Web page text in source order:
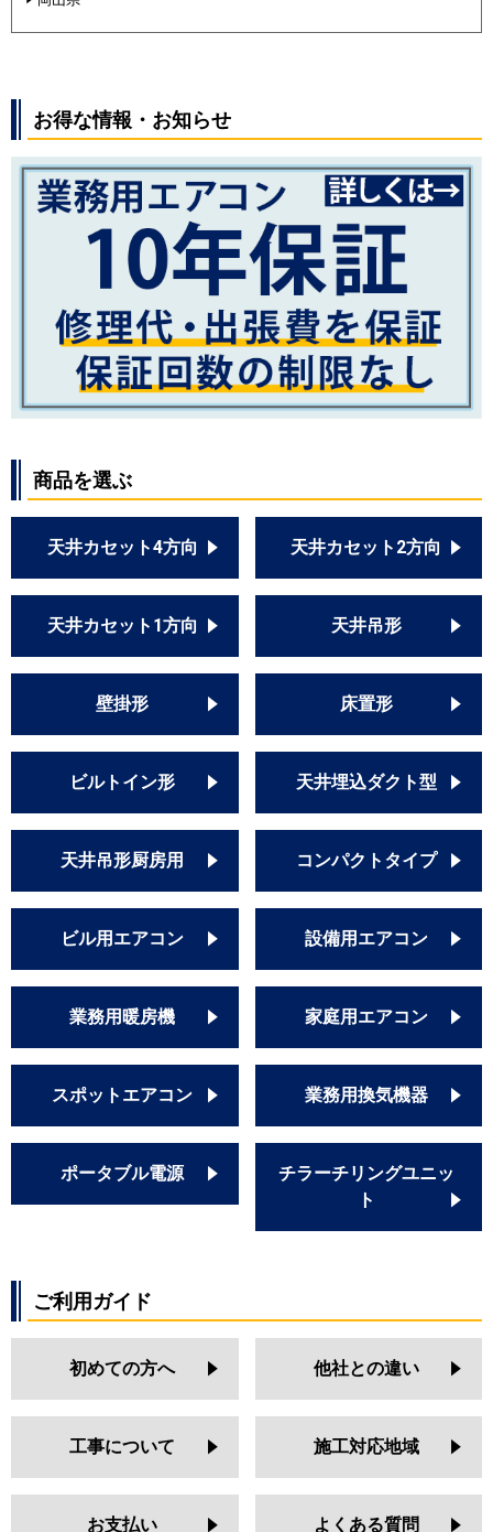
お得な情報・お知らせ
商品を選ぶ
天井カセット4方向 天井カセット2方向
天井カセット1方向 天井吊形
壁掛形 床置形
ビルトイン形 天井埋込ダクト型
天井吊形厨房用 コンパクトタイプ
ビル用エアコン 設備用エアコン
業務用暖房機 家庭用エアコン
スポットエアコン 業務用換気機器
ポータブル電源
チラーチリングユニッ
ト
ご利用ガイド
初めての方へ 他社との違い
工事について 施工対応地域
お支払い よくある質問